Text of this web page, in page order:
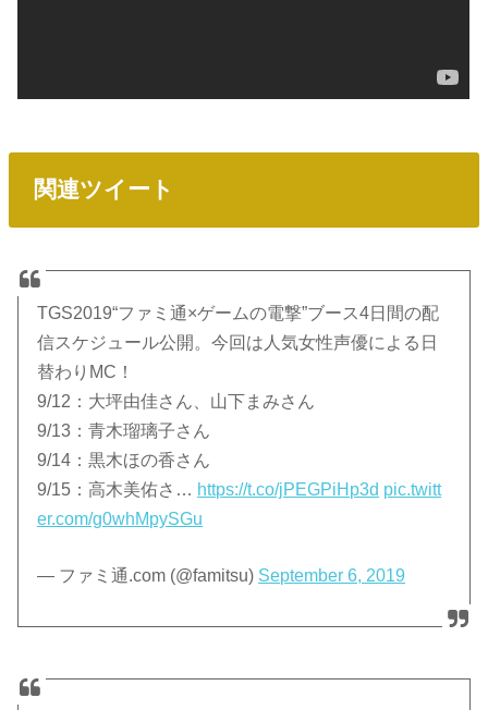
関連ツイート
TGS2019“ファミ通×ゲームの電撃”ブース4日間の配
信スケジュール公開。今回は人気女性声優による日
替わりMC！
9/12：大坪由佳さん、山下まみさん
9/13：青木瑠璃子さん
9/14：黒木ほの香さん
9/15：高木美佑さ… https://t.co/jPEGPiHp3d pic.twitt
er.com/g0whMpySGu
— ファミ通.com (@famitsu) September 6, 2019